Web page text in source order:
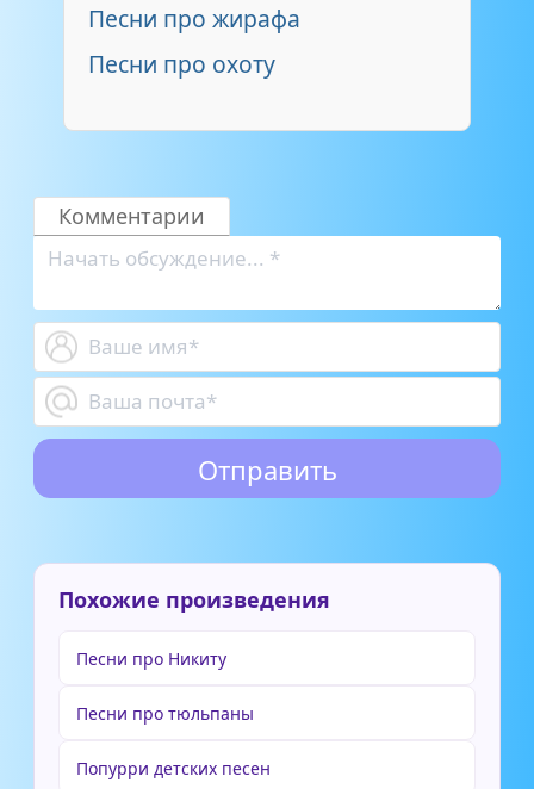
Песни про жирафа
Песни про охоту
Комментарии
Похожие произведения
Песни про Никиту
Песни про тюльпаны
Попурри детских песен